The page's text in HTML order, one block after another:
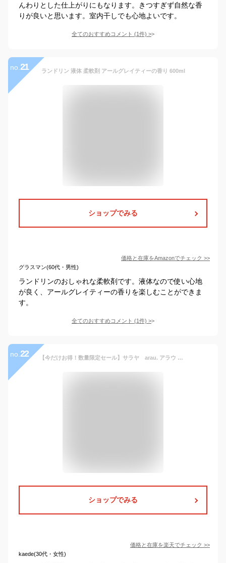
んわりとした仕上がりにもなります。きつすぎず自然な香
りが良いと思います。室内干しでも心地よいです。
全てのおすすめコメント (1件) >
no. 21 ランドリン 液体 柔軟剤 アールグレイティーの香り 600ml
ショップでみる
価格と在庫をAmazonでチェック >>
グラスマン(60代・男性)
ランドリンのおしゃれな柔軟剤です。液体なので使い心地
が良く、アールグレイティーの香りを楽しむことができま
す。
全てのおすすめコメント (1件) >
no. 22 【今だけお得！数量限定セール】サラヤ arau. アラウ 衣類のなめらか仕上げ つめかえ用 650ml せっけん専用仕上げ剤 ( 赤ちゃんの衣類やタオルをなめらかにやさしく仕上げます ) ( 4973512255052 )
ショップでみる
価格と在庫を楽天でチェック >>
kaede(30代・女性)